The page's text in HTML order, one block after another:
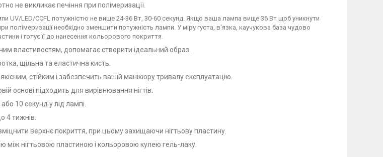
не викликає печіння при полімеризації.
UV/LED/CCFL потужністю не вище 24-36 Вт, 30-60 секунд. Якщо ваша лампа вище 36 Вт щоб уникнути
полімеризації необхідно зменшити потужність лампи. У міру густа, в'язка, каучукова база чудово
і готує її до нанесення кольорового покриття.
властивостям, допомагає створити ідеальний образ.
щільна та еластична кисть.
стійким і забезпечить вашій манікюру тривалу експлуатацію.
основі підходить для вирівнювання нігтів.
10 секунд у лід лампі.
4 тижнів.
верхнє покриття, при цьому захищаючи нігтьову пластину.
між нігтьовою пластиною і кольоровою кулею гель-лаку.